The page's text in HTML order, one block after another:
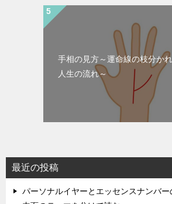
手相の見方～運命線の枝分か
人生の流れ～
最近の投稿
パーソナルイヤーとエッセンスナンバー